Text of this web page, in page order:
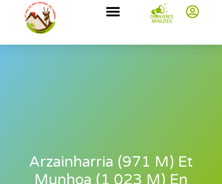
DERNIÈRES
MINUTES
Arzainharria (971 M) Et
Munhoa (1 023 M) En